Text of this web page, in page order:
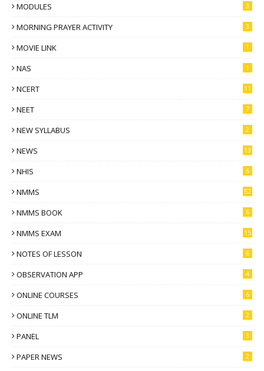
MODULES 3
MORNING PRAYER ACTIVITY 3
MOVIE LINK 1
NAS 1
NCERT 11
NEET 7
NEW SYLLABUS 2
NEWS 13
NHIS 6
NMMS 52
NMMS BOOK 6
NMMS EXAM 15
NOTES OF LESSON 6
OBSERVATION APP 4
ONLINE COURSES 6
ONLINE TLM 2
PANEL 3
PAPER NEWS 2